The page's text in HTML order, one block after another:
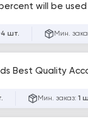
will be
шт. Мин.
Best Quality
Мин. заказ: 1